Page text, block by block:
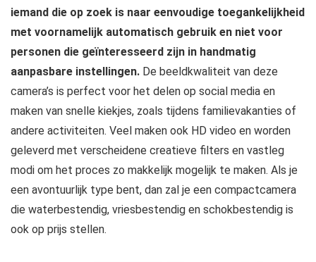
iemand die op zoek is naar eenvoudige toegankelijkheid
met voornamelijk automatisch gebruik en niet voor
personen die geïnteresseerd zijn in handmatig
aanpasbare instellingen. De beeldkwaliteit van deze
camera’s is perfect voor het delen op social media en
maken van snelle kiekjes, zoals tijdens familievakanties of
andere activiteiten. Veel maken ook HD video en worden
geleverd met verscheidene creatieve filters en vastleg
modi om het proces zo makkelijk mogelijk te maken. Als je
een avontuurlijk type bent, dan zal je een compactcamera
die waterbestendig, vriesbestendig en schokbestendig is
ook op prijs stellen.